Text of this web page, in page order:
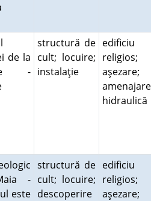
de la
-
structură de
cult; locuire;
instalaţie
edificiu
religios;
aşezare;
amenajare
-
este
structură de
cult; locuire;
descoperire
edificiu
religios;
aşezare;